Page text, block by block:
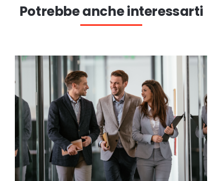
Potrebbe anche interessarti